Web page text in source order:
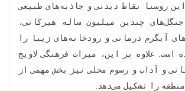
روستا نقاط دیدنی و جاذبه‌های طبیعی
چندین میلیون ساله هیرکانی،
آبگرم درمانی و رودخانه‌های زیبا را
است. علاوه بر این، میراث فرهنگی لاویج
و آداب و رسوم محلی نیز بخش مهمی از
را تشکیل می‌دهد.